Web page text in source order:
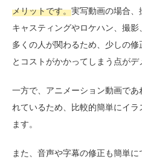
メリットです。実写動画の場合
キャスティングやロケハン、撮影
多くの人が関わるため、少しの
とコストがかかってしまう点がデ
一方で、アニメーション動画で
れているため、比較的簡単にイ
ます。
また、音声や字幕の修正も簡単